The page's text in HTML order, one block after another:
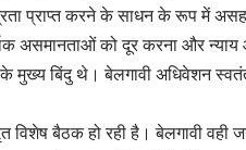
प्राप्त करने के साधन के रूप में
असमानताओं को दूर करना और
मुख्य बिंदु थे। बेलगावी अधिवेशन
विशेष बैठक हो रही है। बेलगावी वही